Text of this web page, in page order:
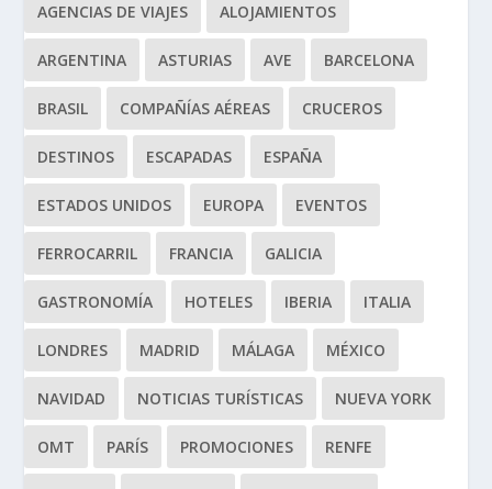
AGENCIAS DE VIAJES ALOJAMIENTOS
ARGENTINA ASTURIAS AVE BARCELONA
BRASIL COMPAÑÍAS AÉREAS CRUCEROS
DESTINOS ESCAPADAS ESPAÑA
ESTADOS UNIDOS EUROPA EVENTOS
FERROCARRIL FRANCIA GALICIA
GASTRONOMÍA HOTELES IBERIA ITALIA
LONDRES MADRID MÁLAGA MÉXICO
NAVIDAD NOTICIAS TURÍSTICAS NUEVA YORK
OMT PARÍS PROMOCIONES RENFE